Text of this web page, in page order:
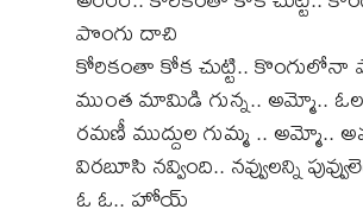
పొంగు దాచి
కోరికంతా కోక చుట్టి..
ముంత మామిడి గున్న.. అమ్మో..
రమణీ ముద్దుల గుమ్మ .. అమ్మో..
విరబూసి నవ్వింది.. నవ్వులన్ని
ఓ ఓ.. హోయ్